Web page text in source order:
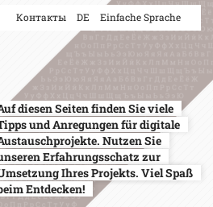
Контакты DE Einfache Sprache
diesen Seiten finden Sie viele
und Anregungen für digitale
Nutzen Sie
Erfahrungsschatz zur
Ihres Projekts. Viel Spaß
Entdecken!